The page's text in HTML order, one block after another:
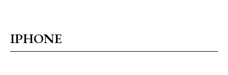
IPHONE